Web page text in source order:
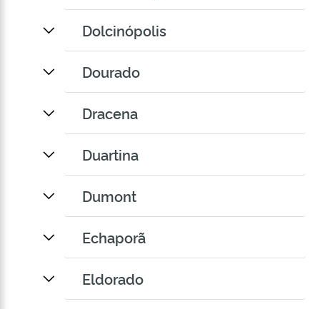
Dolcinópolis
Dourado
Dracena
Duartina
Dumont
Echaporã
Eldorado